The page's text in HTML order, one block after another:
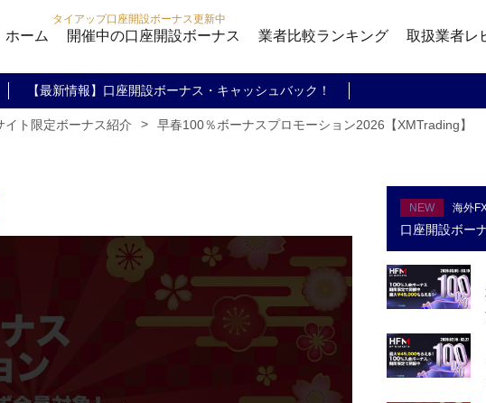
ホーム
タイアップ口座開設ボーナス更新中
開催中の口座開設ボーナス 業者比較ランキング 取扱業者レ
【最新情報】口座開設ボーナス・キャッシュバック！
ト限定ボーナス紹介 > 早春100％ボーナスプロモーション2026【XMTrading】
NEW 海外
口座開設ボー